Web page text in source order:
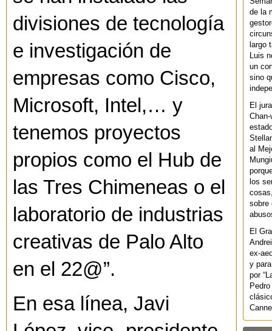
divisiones de tecnología
e investigación de
empresas como Cisco,
Microsoft, Intel,… y
tenemos proyectos
propios como el Hub de
las Tres Chimeneas o el
laboratorio de industrias
creativas de Palo Alto
en el 22@”.
En esa línea, Javi
de la
largo
Luis
un
sino
El
al
los
sobre
El
ex-
y
por